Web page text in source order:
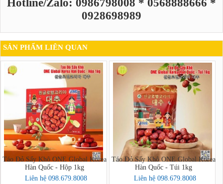
Hotline/Zalo: 0986798008 * 0568888666 *
0928698989
SẢN PHẨM LIÊN QUAN
Táo Đỏ Sấy Khô ONE Global Korea
Hàn Quốc - Hộp 1kg
Liên hệ 098.679.8008
Táo Đỏ Sấy Khô ONE Global Korea
Hàn Quốc - Túi 1kg
Liên hệ 098.679.8008